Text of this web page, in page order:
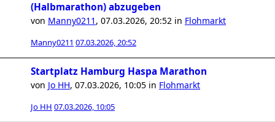
(Halbmarathon) abzugeben
von Manny0211 , 07.03.2026, 20:52 in Flohmarkt
Manny0211 07.03.2026, 20:52
Startplatz Hamburg Haspa Marathon
von Jo HH, 07.03.2026, 10:05 in Flohmarkt
Jo HH 07.03.2026, 10:05